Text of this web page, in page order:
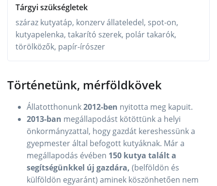
Tárgyi szükségletek
száraz kutyatáp, konzerv állateledel, spot-on,
kutyapelenka, takarító szerek, polár takarók,
törölközők, papír-írószer
Történetünk, mérföldkövek
Állatotthonunk2012-ben nyitotta meg kapuit.
2013-ban megállapodást kötöttünk a helyi
önkormányzattal, hogy gazdát kereshessünk a
gyepmester által befogott kutyáknak. Már a
megállapodás évében 150 kutya talált a
segítségünkkel új gazdára, (belföldön és
külföldön egyaránt) aminek köszönhetően nem